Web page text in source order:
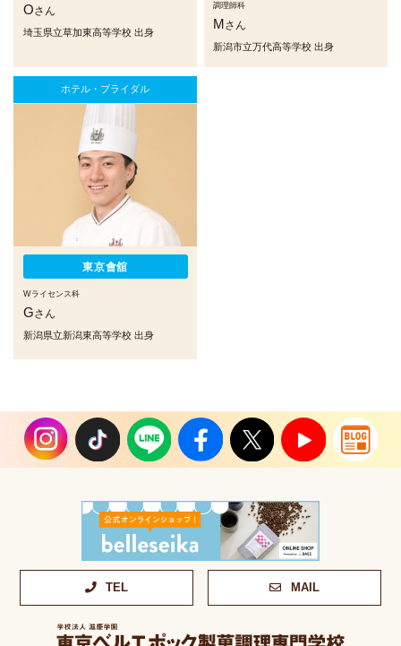
Oさん
埼玉県立草加東高等学校 出身
調理師科
M さん
新潟市立万代高等学校 出身
ホテル・ブライダル
東京會舘
Wライセンス科
Gさん
新潟県立新潟東高等学校 出身
TEL MAIL